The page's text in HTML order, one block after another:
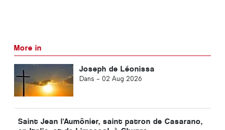
More in
Joseph de Léonissa
Dans - 02 Aug 2026
Saint Jean l'Aumônier, saint patron de Casarano,